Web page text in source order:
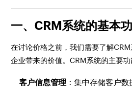
一、CRM系统的基本
在讨论价格之前，我们需要了解
企业带来的价值。CRM系统的主要功
客户信息管理 ：集中存储客户